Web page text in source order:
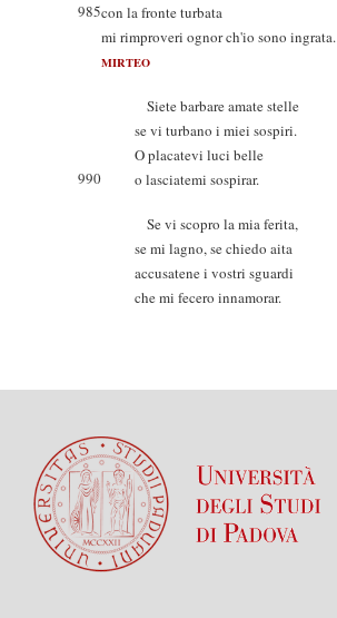
985con la fronte turbata
mi rimproveri ognor ch'io sono ingrata.
MIRTEO
Siete barbare amate stelle
se vi turbano i miei sospiri.
O placatevi luci belle
990
o lasciatemi sospirar.
Se vi scopro la mia ferita,
se mi lagno, se chiedo aita
accusatene i vostri sguardi
che mi fecero innamorar.